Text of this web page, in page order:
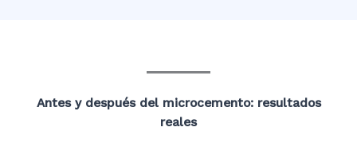
Antes y después del microcemento: resultados
reales